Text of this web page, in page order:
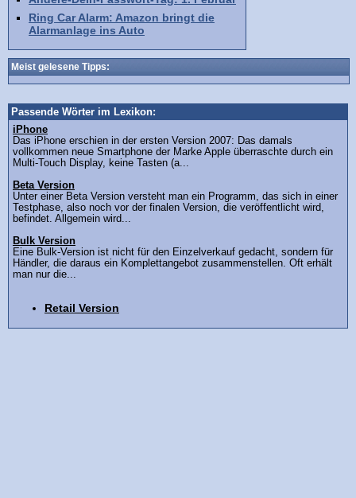
Ring Car Alarm: Amazon bringt die
Alarmanlage ins Auto
Meist gelesene Tipps:
Passende Wörter im Lexikon:
iPhone
Das iPhone erschien in der ersten Version 2007: Das damals
vollkommen neue Smartphone der Marke Apple überraschte durch ein
Multi-Touch Display, keine Tasten (a...
Beta Version
Unter einer Beta Version versteht man ein Programm, das sich in einer
Testphase, also noch vor der finalen Version, die veröffentlicht wird,
befindet. Allgemein wird...
Bulk Version
Eine Bulk-Version ist nicht für den Einzelverkauf gedacht, sondern für
Händler, die daraus ein Komplettangebot zusammenstellen. Oft erhält
man nur die...
Retail Version